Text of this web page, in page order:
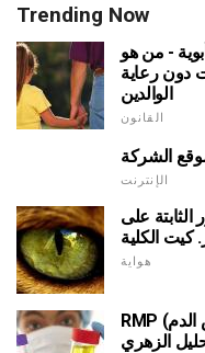
Trending Now
- من هو
دون رعاية
الوالدين
القانون
الشركة
الإنترنت
الثابتة على
هواية
RMP (فحص الدم) - ما هو؟ رد فعل ترسب مجهري
الزهري